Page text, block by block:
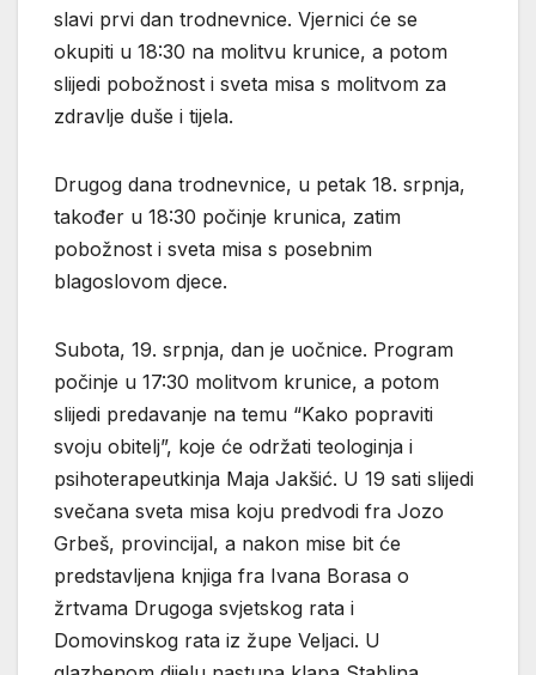
slavi prvi dan trodnevnice. Vjernici će se
okupiti u 18:30 na molitvu krunice, a potom
slijedi pobožnost i sveta misa s molitvom za
zdravlje duše i tijela.
Drugog dana trodnevnice, u petak 18. srpnja,
također u 18:30 počinje krunica, zatim
pobožnost i sveta misa s posebnim
blagoslovom djece.
Subota, 19. srpnja, dan je uočnice. Program
počinje u 17:30 molitvom krunice, a potom
slijedi predavanje na temu “Kako popraviti
svoju obitelj”, koje će održati teologinja i
psihoterapeutkinja Maja Jakšić. U 19 sati slijedi
svečana sveta misa koju predvodi fra Jozo
Grbeš, provincijal, a nakon mise bit će
predstavljena knjiga fra Ivana Borasa o
žrtvama Drugoga svjetskog rata i
Domovinskog rata iz župe Veljaci. U